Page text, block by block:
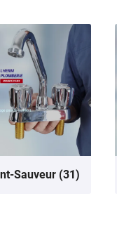
Sauveur (31)